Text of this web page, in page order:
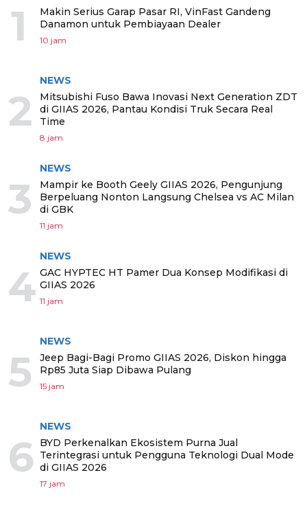
1
Makin Serius Garap Pasar RI, VinFast Gandeng
Danamon untuk Pembiayaan Dealer
10 jam
2
NEWS
Mitsubishi Fuso Bawa Inovasi Next Generation ZDT
di GIIAS 2026, Pantau Kondisi Truk Secara Real
Time
8 jam
3
NEWS
Mampir ke Booth Geely GIIAS 2026, Pengunjung
Berpeluang Nonton Langsung Chelsea vs AC Milan
di GBK
11 jam
4
NEWS
GAC HYPTEC HT Pamer Dua Konsep Modifikasi di
GIIAS 2026
11 jam
5
NEWS
Jeep Bagi-Bagi Promo GIIAS 2026, Diskon hingga
Rp85 Juta Siap Dibawa Pulang
15 jam
6
NEWS
BYD Perkenalkan Ekosistem Purna Jual
Terintegrasi untuk Pengguna Teknologi Dual Mode
di GIIAS 2026
17 jam